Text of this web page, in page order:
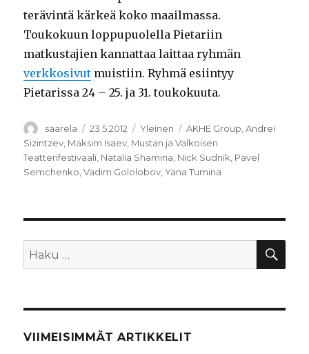
terävintä kärkeä koko maailmassa.
Toukokuun loppupuolella Pietariin
matkustajien kannattaa laittaa ryhmän
verkkosivut muistiin. Ryhmä esiintyy
Pietarissa 24 – 25. ja 31. toukokuuta.
Kirjoittaja
saarela Julkaistu
23.5.2012 Kategoriat
Yleinen Avainsanat
AKHE Group,Andrei
Sizintzev, Maksim Isaev, Mustan ja Valkoisen
Teatterifestivaali, Natalia Shamina, Nick Sudnik, Pavel
Semchenko,Vadim Gololobov,Yana Tumina
Etsi:
VIIMEISIMMÄT ARTIKKELIT